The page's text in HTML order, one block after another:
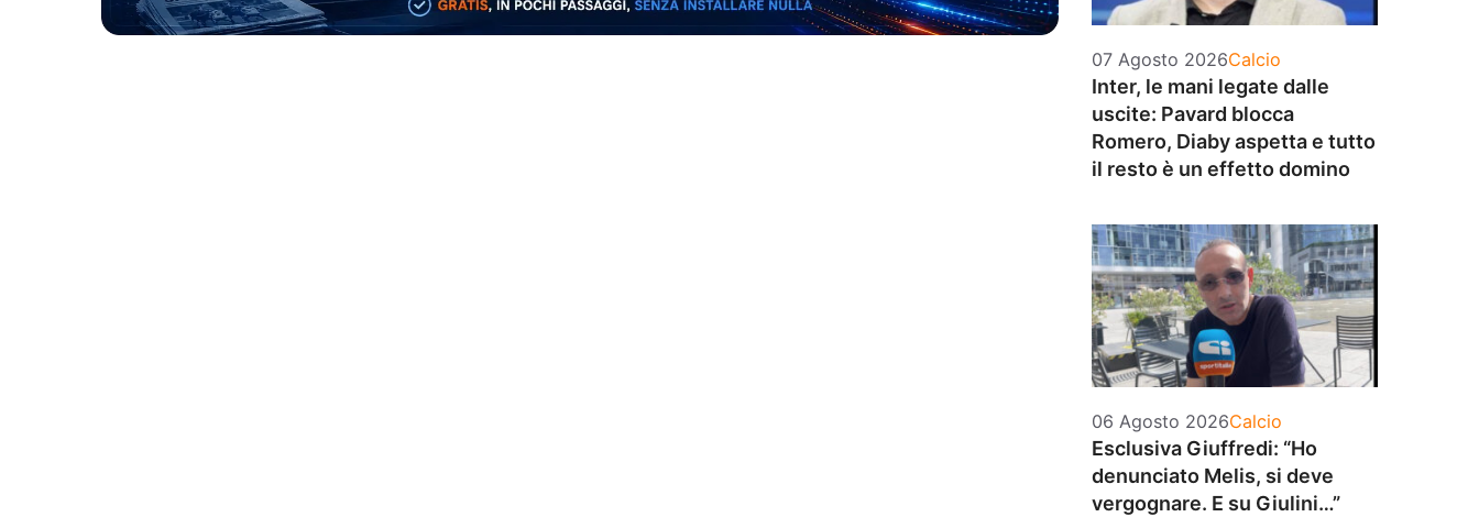
07 Agosto 2026Categorie
Calcio
Inter, le mani legate dalle
uscite: Pavard blocca
Romero, Diaby aspetta e tutto
il resto è un effetto domino
06 Agosto 2026Categorie
Calcio
Esclusiva Giuffredi: “Ho
denunciato Melis, si deve
vergognare. E su Giulini…”